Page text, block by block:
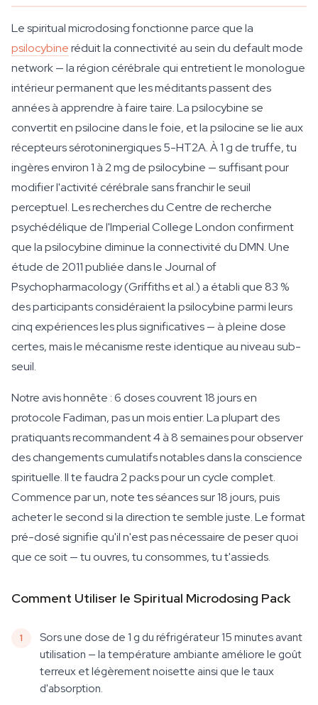
Le spiritual microdosing fonctionne parce que la
psilocybineréduit la connectivité au sein du default mode
network — la région cérébrale qui entretient le monologue
intérieur permanent que les méditants passent des
années à apprendre à faire taire. La psilocybine se
convertit en psilocine dans le foie, et la psilocine se lie aux
récepteurs sérotoninergiques 5-HT2A. À 1 g de truffe, tu
ingères environ 1 à 2 mg de psilocybine — suffisant pour
modifier l'activité cérébrale sans franchir le seuil
perceptuel. Les recherches du Centre de recherche
psychédélique de l'Imperial College London confirment
que la psilocybine diminue la connectivité du DMN. Une
étude de 2011 publiée dans le Journal of
Psychopharmacology (Griffiths et al.) a établi que 83 %
des participants considéraient la psilocybine parmi leurs
cinq expériences les plus significatives — à pleine dose
certes, mais le mécanisme reste identique au niveau sub-
seuil.
Notre avis honnête : 6 doses couvrent 18 jours en
protocole Fadiman, pas un mois entier. La plupart des
pratiquants recommandent 4 à 8 semaines pour observer
des changements cumulatifs notables dans la conscience
spirituelle. Il te faudra 2 packs pour un cycle complet.
Commence par un, note tes séances sur 18 jours, puis
acheter le second si la direction te semble juste. Le format
pré-dosé signifie qu'il n'est pas nécessaire de peser quoi
que ce soit — tu ouvres, tu consommes, tu t'assieds.
Comment Utiliser le Spiritual Microdosing Pack
Sors une dose de 1 g du réfrigérateur 15 minutes avant
utilisation — la température ambiante améliore le goût
terreux et légèrement noisette ainsi que le taux
d'absorption.